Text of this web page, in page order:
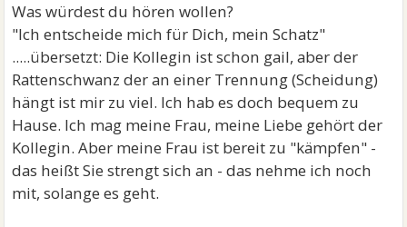
Was würdest du hören wollen?
"Ich entscheide mich für Dich, mein Schatz"
.....übersetzt: Die Kollegin ist schon gail, aber der
Rattenschwanz der an einer Trennung (Scheidung)
hängt ist mir zu viel. Ich hab es doch bequem zu
Hause. Ich mag meine Frau, meine Liebe gehört der
Kollegin. Aber meine Frau ist bereit zu "kämpfen" -
das heißt Sie strengt sich an - das nehme ich noch
mit, solange es geht.